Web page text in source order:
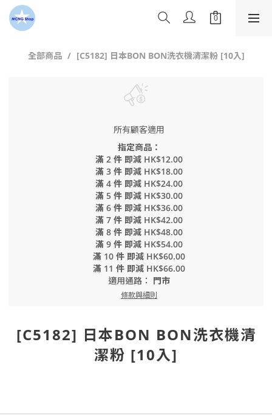
全部商品 [C5182] 日本BON BON洗衣機清潔粉 [10入]
所有顧客適用
指定商品：
滿 2 件 即減 HK$12.00
滿 3 件 即減 HK$18.00
滿 4 件 即減 HK$24.00
滿 5 件 即減 HK$30.00
滿 6 件 即減 HK$36.00
滿 7 件 即減 HK$42.00
滿 8 件 即減 HK$48.00
滿 9 件 即減 HK$54.00
滿 10 件 即減 HK$60.00
滿 11 件 即減 HK$66.00
適用通路： 門市
條款與細則
[C5182] 日本BON BON洗衣機清
潔粉 [10入]